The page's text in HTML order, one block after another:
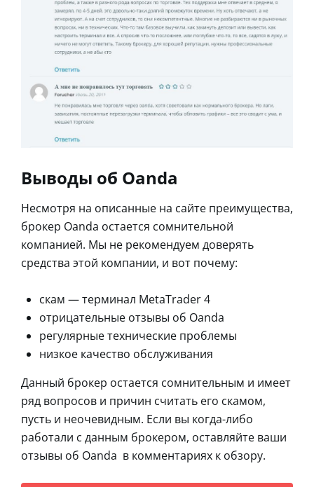
Выводы об Oanda
Несмотря на описанные на сайте преимущества,
брокер Oanda остается сомнительной
компанией. Мы не рекомендуем доверять
средства этой компании, и вот почему:
скам — терминал MetaTrader 4
отрицательные отзывы об Oanda
регулярные технические проблемы
низкое качество обслуживания
Данный брокер остается сомнительным и имеет
ряд вопросов и причин считать его скамом,
пусть и неочевидным. Если вы когда-либо
работали с данным брокером, оставляйте ваши
отзывы об Oanda в комментариях к обзору.